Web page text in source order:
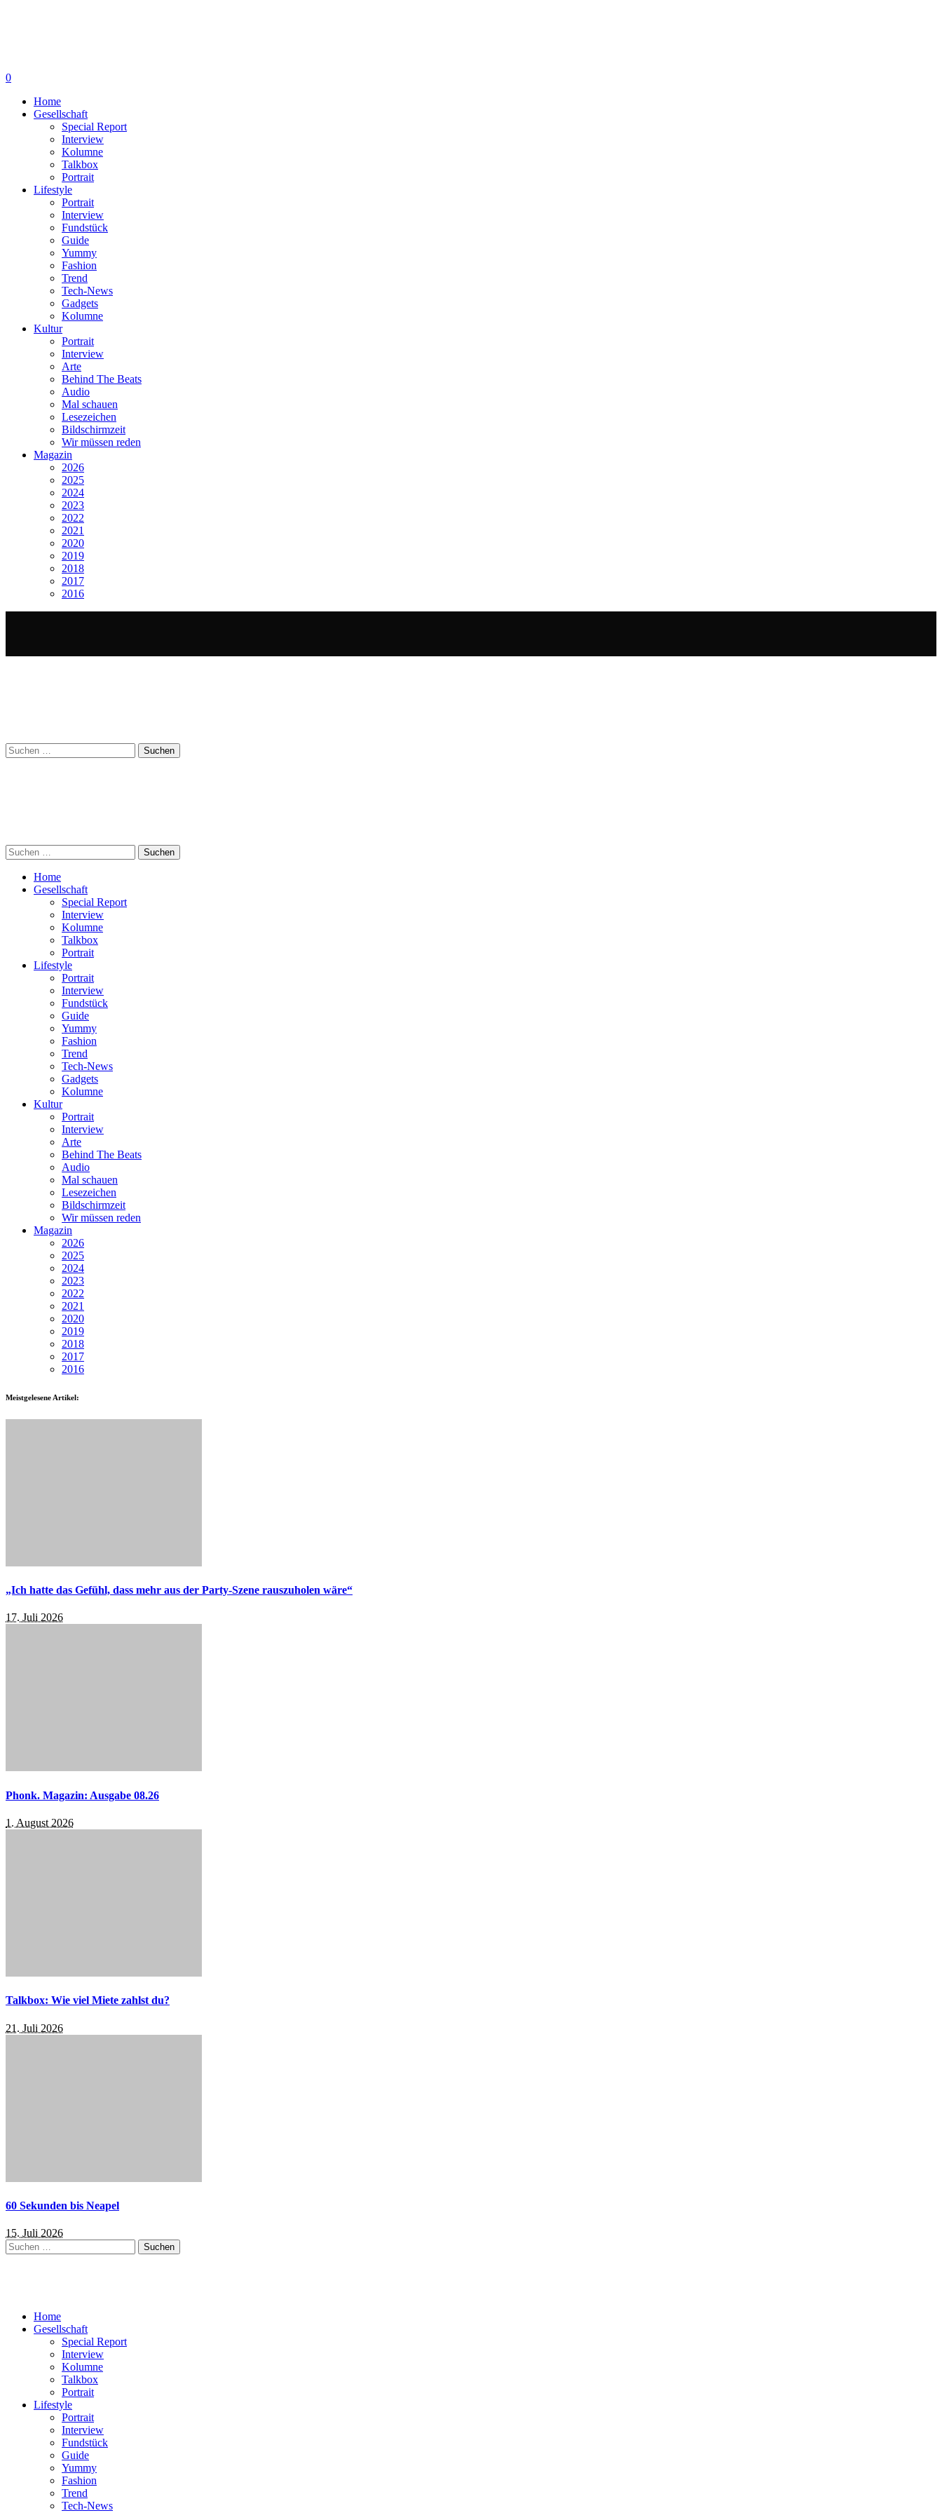
0
Home
Gesellschaft
Special Report
Interview
Kolumne
Talkbox
Portrait
Lifestyle
Portrait
Interview
Fundstück
Guide
Yummy
Fashion
Trend
Tech-News
Gadgets
Kolumne
Kultur
Portrait
Interview
Arte
Behind The Beats
Audio
Mal schauen
Lesezeichen
Bildschirmzeit
Wir müssen reden
Magazin
2026
2025
2024
2023
2022
2021
2020
2019
2018
2017
2016
Suchen
nach:
Suchen
nach:
Home
Gesellschaft
Special Report
Interview
Kolumne
Talkbox
Portrait
Lifestyle
Portrait
Interview
Fundstück
Guide
Yummy
Fashion
Trend
Tech-News
Gadgets
Kolumne
Kultur
Portrait
Interview
Arte
Behind The Beats
Audio
Mal schauen
Lesezeichen
Bildschirmzeit
Wir müssen reden
Magazin
2026
2025
2024
2023
2022
2021
2020
2019
2018
2017
2016
Meistgelesene Artikel:
„Ich hatte das Gefühl, dass mehr aus der Party-Szene rauszuholen wäre“
17. Juli 2026
Phonk. Magazin: Ausgabe 08.26
1. August 2026
Talkbox: Wie viel Miete zahlst du?
21. Juli 2026
60 Sekunden bis Neapel
15. Juli 2026
Suchen
nach:
Home
Gesellschaft
Special Report
Interview
Kolumne
Talkbox
Portrait
Lifestyle
Portrait
Interview
Fundstück
Guide
Yummy
Fashion
Trend
Tech-News